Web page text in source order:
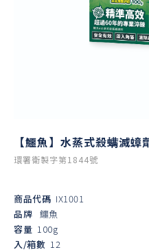
【鱷魚】水蒸式殺螨滅
環署衛製字第1844號
商品代碼 IX1001
品牌 鱷魚
容量 100g
入/箱數 12